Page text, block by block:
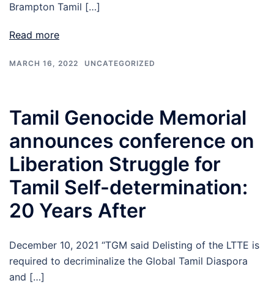
Brampton Tamil […]
Read more
MARCH 16, 2022 UNCATEGORIZED
Tamil Genocide Memorial
announces conference on
Liberation Struggle for
Tamil Self-determination:
20 Years After
December 10, 2021 “TGM said Delisting of the LTTE is
required to decriminalize the Global Tamil Diaspora
and […]